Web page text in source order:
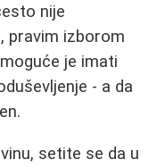
nije
pravim izborom
je imati
- a da
setite se da u